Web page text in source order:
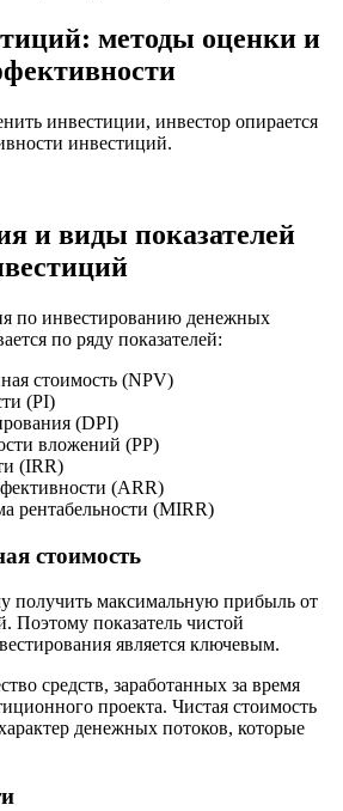
методы оценки и
инвестиции, инвестор опирается
инвестиций.
и виды показателей
по инвестированию денежных
по ряду показателей:
стоимость (NPV)
(PI)
(DPI)
вложений (PP)
(IRR)
(ARR)
рентабельности (MIRR)
стоимость
получить максимальную прибыль от
Поэтому показатель чистой
является ключевым.
средств, заработанных за время
проекта. Чистая стоимость
денежных потоков, которые